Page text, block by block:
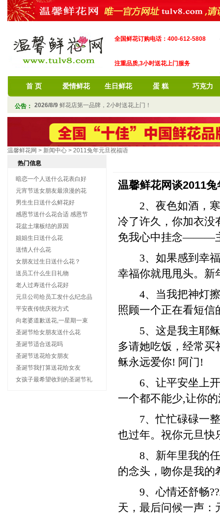
全国鲜花订购电话：400-612-5808
注重品质,3小时送花上门服务
首 页 爱情鲜花 生日鲜花 蛋 糕 巧克力
公告： 2026/8/9 鲜花店第一品牌，2小时送花上门！
温馨鲜花网 > 新闻中心 > 2011兔年元旦祝福语
热门信息
暗恋一个人送什么花表白好
元宵节送女朋友最浪漫的花
男生生日送什么鲜花好
感恩节送什么花合适 感恩节
花盆土壤板结的原因
姐姐生日送什么花
送情人什么花
女朋友过生日送什么花？
送员工什么生日礼物
老人过寿送什么花好
元旦公司给员工发什么纪念品
平安夜传统庆祝方式
向老婆道歉送花,一星期一束
圣诞节给女朋友送什么花
圣诞节适合送花吗
圣诞节送花给女朋友
圣诞节我打算送花给女友
女孩子最希望收到的圣诞节礼
温馨鲜花网谈2011
2、夜色如酒，寒
冷了许久，你加衣没
免我心中挂念———
3、如果感到幸福
幸福你就甩甩头。新
4、当我把神灯擦
照顾一个正在看短信
5、这是我主耶稣
多请她吃饭，经常买
稣永远爱你! 阿门!
6、让平安坐上开
一个都不能少,让你
7、忙忙碌碌一整
也过年。祝你元旦快
8、新年里我的任
的念头，吻你是我的
9、心情还舒畅??
天，最后问候一声